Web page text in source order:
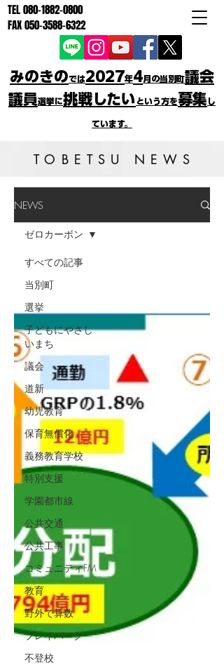
TEL080-1882-0800
FAX050-3588-6322
みのきのでは2027年4月の当別町議会
議員選挙に挑戦したい という方を募集 し
ています。
TOBETSU NEWS
NEWS
すべての記事
当別町
選挙
子どもにやさし
いまち
議会
道新
幼児教育
保育無償化
義務教育学校
特別支援
学園都市線
公共交通
公共工事
コミュニティFM
教育
野外で算数
プレイパーク
不登校
ゼロカーボン